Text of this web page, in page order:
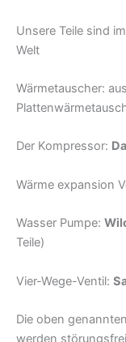
Unsere Teile sind
Welt
Wärmetauscher:
Der Kompressor:
Wärme expansion
Wasser Pumpe:
Teile)
Vier-Wege-Ventil:
Die oben
werden